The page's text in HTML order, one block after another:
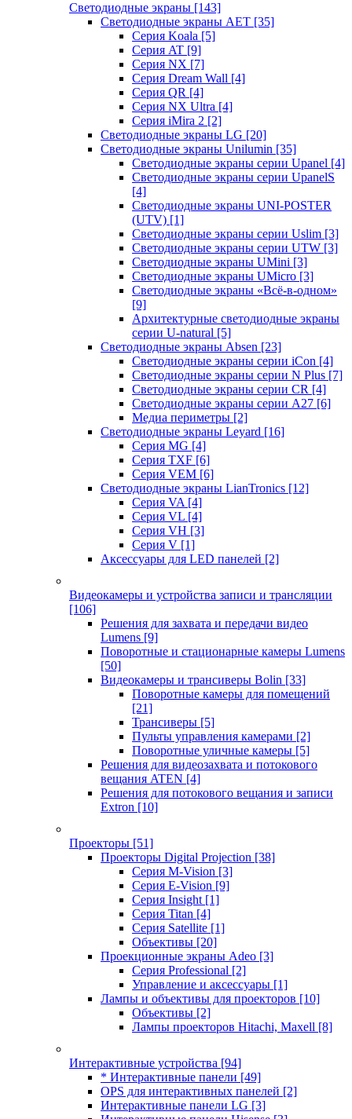
Светодиодные экраны [143]
Светодиодные экраны AET [35]
Cерия Koala [5]
Серия AT [9]
Серия NX [7]
Серия Dream Wall [4]
Серия QR [4]
Серия NX Ultra [4]
Серия iMira 2 [2]
Светодиодные экраны LG [20]
Светодиодные экраны Unilumin [35]
Светодиодные экраны серии Upanel [4]
Светодиодные экраны серии UpanelS
[4]
Светодиодные экраны UNI-POSTER
(UTV) [1]
Светодиодные экраны серии Uslim [3]
Светодиодные экраны серии UTW [3]
Светодиодные экраны UMini [3]
Светодиодные экраны UMicro [3]
Светодиодные экраны «Всё-в-одном»
[9]
Архитектурные светодиодные экраны
серии U-natural [5]
Светодиодные экраны Absen [23]
Светодиодные экраны серии iCon [4]
Светодиодные экраны серии N Plus [7]
Светодиодные экраны серии CR [4]
Светодиодные экраны серии А27 [6]
Медиа периметры [2]
Светодиодные экраны Leyard [16]
Серия MG [4]
Серия TXF [6]
Серия VEM [6]
Светодиодные экраны LianTronics [12]
Серия VA [4]
Серия VL [4]
Серия VH [3]
Серия V [1]
Аксессуары для LED панелей [2]
Видеокамеры и устройства записи и трансляции
[106]
Решения для захвата и передачи видео
Lumens [9]
Поворотные и стационарные камеры Lumens
[50]
Видеокамеры и трансиверы Bolin [33]
Поворотные камеры для помещений
[21]
Трансиверы [5]
Пульты управления камерами [2]
Поворотные уличные камеры [5]
Решения для видеозахвата и потокового
вещания ATEN [4]
Решения для потокового вещания и записи
Extron [10]
Проекторы [51]
Проекторы Digital Projection [38]
Серия M-Vision [3]
Серия E-Vision [9]
Серия Insight [1]
Серия Titan [4]
Серия Satellite [1]
Объективы [20]
Проекционные экраны Adeo [3]
Серия Professional [2]
Управление и аксессуары [1]
Лампы и объективы для проекторов [10]
Объективы [2]
Лампы проекторов Hitachi, Maxell [8]
Интерактивные устройства [94]
* Интерактивные панели [49]
OPS для интерактивных панелей [2]
Интерактивные панели LG [3]